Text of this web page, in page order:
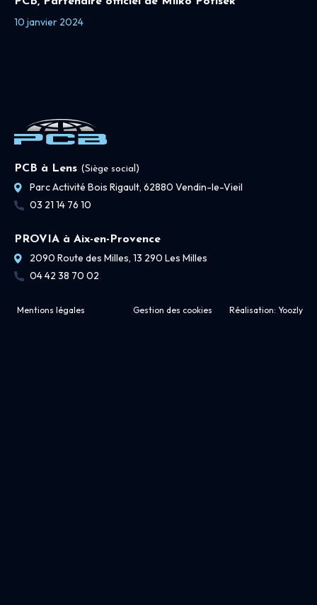
10 janvier 2024
PCB à Lens (Siège social)
Parc Activité Bois Rigault, 62880 Vendin-le-Vieil
03 21 14 76 10
PROVIA à Aix-en-Provence
2090 Route des Milles, 13 290 Les Milles
04 42 38 70 02
Mentions légales Gestion des cookies Réalisation: Yoozly